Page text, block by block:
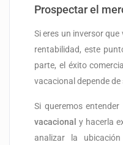
Prospectar el
Si eres un inversor
rentabilidad, este
parte, el éxito
vacacional depende
Si queremos entender
vacacional y hacerla
analizar la
Marbella Banús